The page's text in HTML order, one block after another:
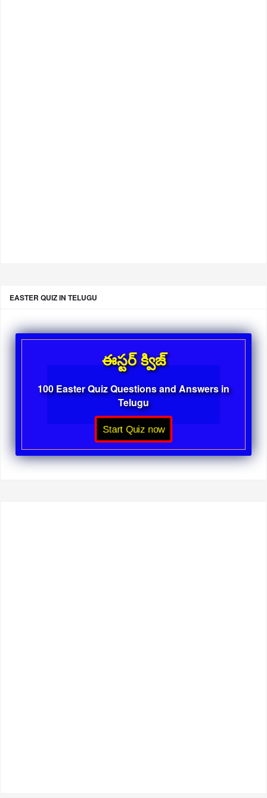
EASTER QUIZ IN TELUGU
ఈస్టర్ క్విజ్
100 Easter Quiz Questions and Answers in
Telugu
Start Quiz now